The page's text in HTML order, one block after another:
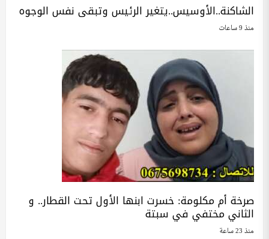
الشاكنة..الأوسيس..يتغير الرئيس وتبقى نفس الوجوه
منذ 9 ساعات
صرخة أم مكلومة: خسرت ابنها الأول تحت القطار.. و
الثاني مختفي في سبتة
منذ 23 ساعة